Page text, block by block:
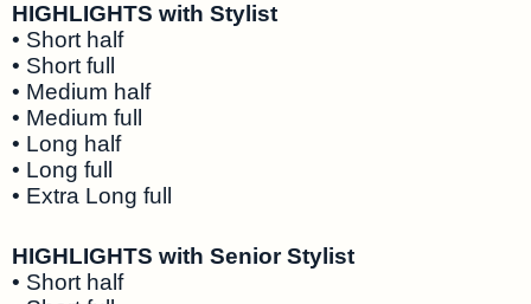
HIGHLIGHTS with Stylist
• Short half
• Short full
• Medium half
• Medium full
• Long half
• Long full
• Extra Long full
HIGHLIGHTS with Senior Stylist
• Short half